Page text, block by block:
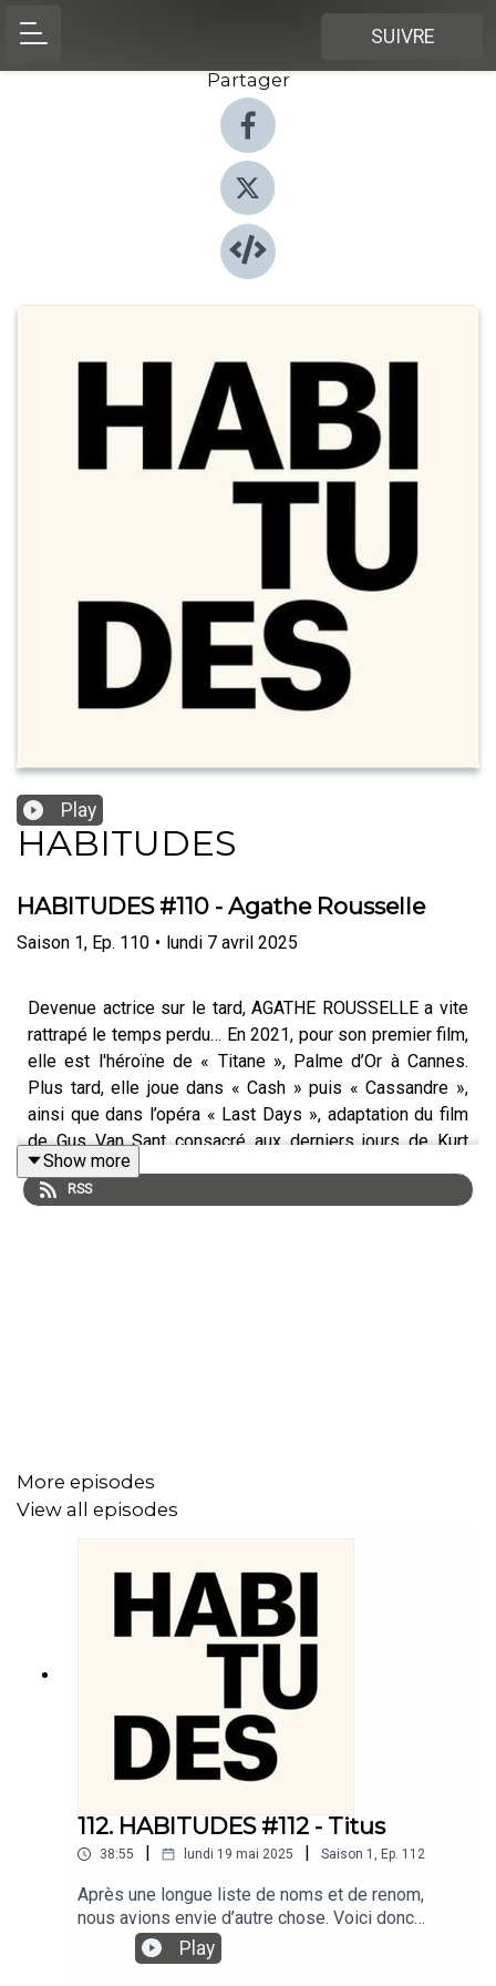
SUIVRE
Partager
Play
HABITUDES
HABITUDES #110 - Agathe Rousselle
Saison 1, Ep. 110 • lundi 7 avril 2025
Devenue actrice sur le tard, AGATHE ROUSSELLE a vite
rattrapé le temps perdu… En 2021, pour son premier film,
elle est l'héroïne de « Titane », Palme d’Or à Cannes.
Plus tard, elle joue dans « Cash » puis « Cassandre »,
ainsi que dans l’opéra « Last Days », adaptation du film
de Gus Van Sant consacré aux derniers jours de Kurt
Cobain.
Show more
RSS
More episodes
View all episodes
112. HABITUDES #112 - Titus
38:55 | lundi 19 mai 2025 | Saison 1 , Ep. 112
Après une longue liste de noms et de renom,
nous avions envie d’autre chose. Voici donc
TITUS, la légende. Depuis 60 ans, à la recherche
de lumière, il arpente Paris dans des tenues
Play